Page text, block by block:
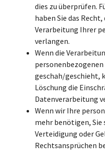
dies zu überprüfen.
haben Sie das
Verarbeitung Ihrer
verlangen.
Wenn die
geschah/geschieht,
Löschung die
Datenverarbeitung
Wenn wir Ihre
mehr benötigen, Sie
Verteidigung oder
Rechtsansprüchen